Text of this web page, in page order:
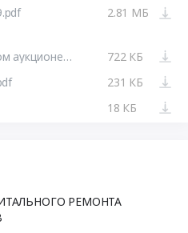
2.81 МБ
Докум-ция об электронном аукционе ЭА ПСД 2025-62.doc
722 КБ
231 КБ
18 КБ
РЕМОНТА